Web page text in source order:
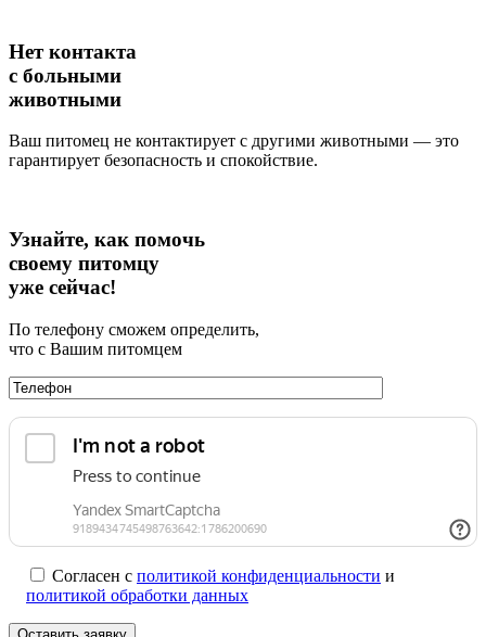
Нет контакта
с больными
животными
Ваш питомец не контактирует с другими животными — это
гарантирует безопасность и спокойствие.
Узнайте, как помочь
своему питомцу
уже сейчас!
По телефону сможем определить,
что с Вашим питомцем
Согласен с политикой конфиденциальности и
политикой обработки данных